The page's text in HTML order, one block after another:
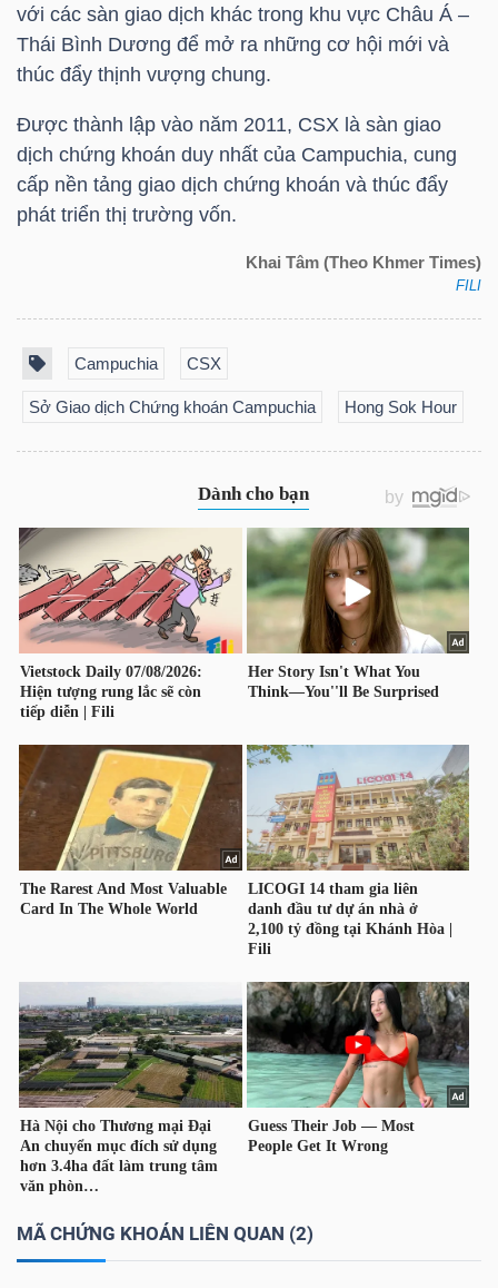
với các sàn giao dịch khác trong khu vực Châu Á –
Thái Bình Dương để mở ra những cơ hội mới và
thúc đẩy thịnh vượng chung.
Được thành lập vào năm 2011, CSX là sàn giao
dịch chứng khoán duy nhất của Campuchia, cung
cấp nền tảng giao dịch chứng khoán và thúc đẩy
phát triển thị trường vốn.
Khai Tâm (Theo Khmer Times)
FILI
Campuchia CSX
Sở Giao dịch Chứng khoán Campuchia Hong Sok Hour
MÃ CHỨNG KHOÁN LIÊN QUAN (2)
CÔNG
CỤ
ĐẦU
TRUY
Ngành
(-)
VS-
NĂNG
LƯỢNG
NGUYÊN
VẬT
LIỆU
CÔNG
NGHIỆP
TIÊU
KHÔNG
THIẾT